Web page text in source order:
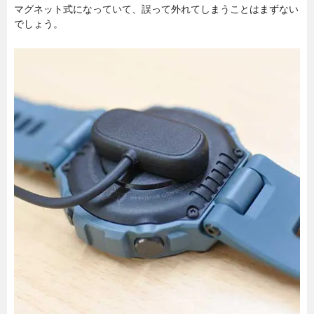
マグネット式になっていて、誤って外れてしまうことはまずない
でしょう。